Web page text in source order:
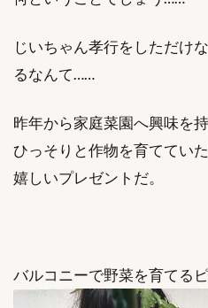
じいちゃん孝行をしただけ
るなんて……
昨年から家庭菜園へ興味を
ひっそりと作物を育ててい
嬉しいプレゼントだ。
バルコニーで野菜を育てる